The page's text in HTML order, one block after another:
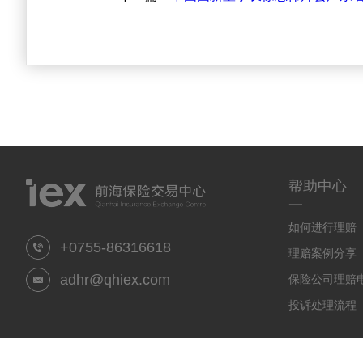
+0755-86316618
adhr@qhiex.com
帮助中心
一
如何进行理赔
理赔案例分享
保险公司理赔
投诉处理流程